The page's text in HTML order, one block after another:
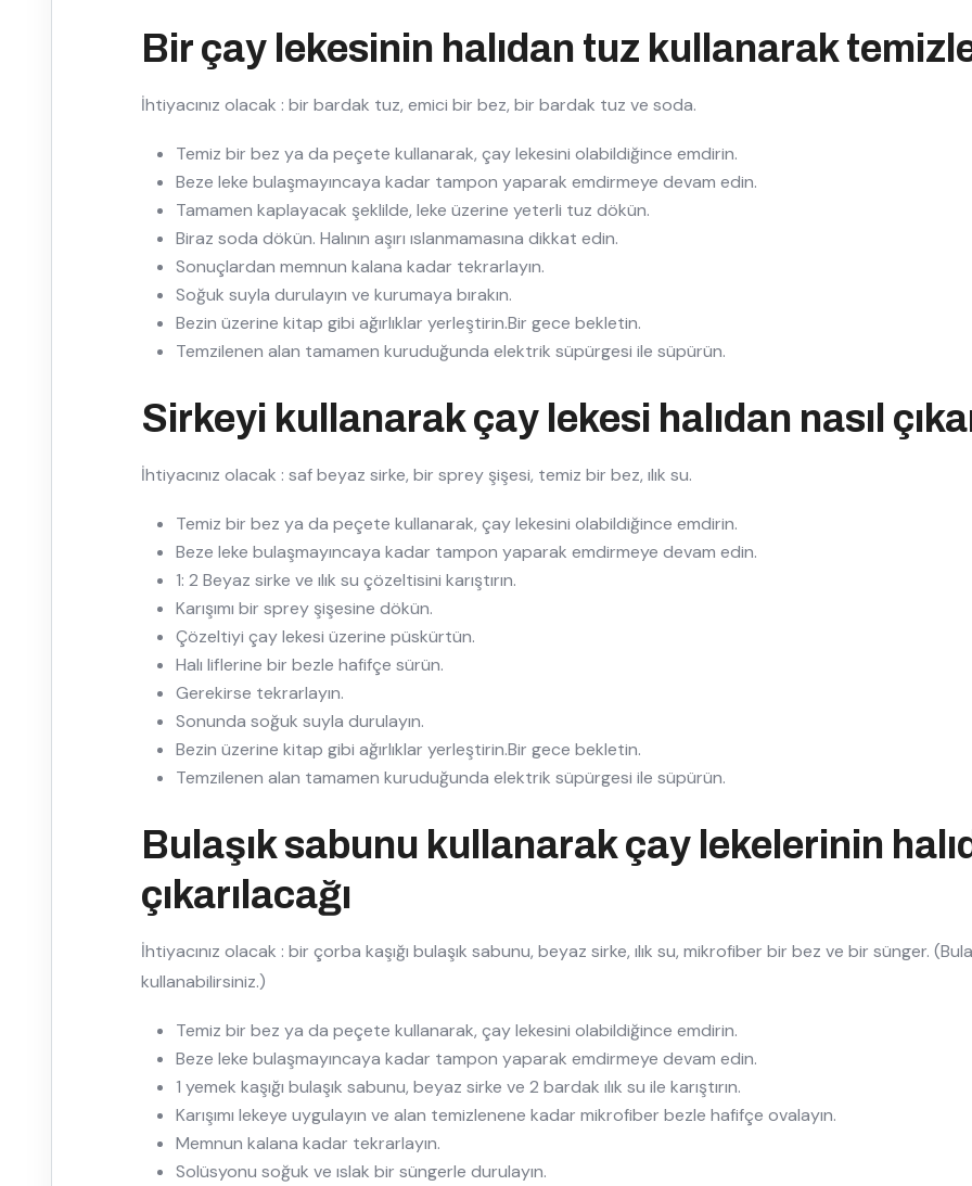
Bir çay lekesinin halıdan tuz kullanarak
İhtiyacınız olacak : bir bardak tuz, emici bir bez, bir bardak tuz ve soda.
Temiz bir bez ya da peçete kullanarak, çay lekesini olabildiğince emdirin.
Beze leke bulaşmayıncaya kadar tampon yaparak emdirmeye devam edin.
Tamamen kaplayacak şeklilde, leke üzerine yeterli tuz dökün.
Biraz soda dökün. Halının aşırı ıslanmamasına dikkat edin.
Sonuçlardan memnun kalana kadar tekrarlayın.
Soğuk suyla durulayın ve kurumaya bırakın.
Bezin üzerine kitap gibi ağırlıklar yerleştirin.Bir gece bekletin.
Temzilenen alan tamamen kuruduğunda elektrik süpürgesi ile süpürün.
Sirkeyi kullanarak çay lekesi halıdan nasıl
İhtiyacınız olacak : saf beyaz sirke, bir sprey şişesi, temiz bir bez, ılık su.
Temiz bir bez ya da peçete kullanarak, çay lekesini olabildiğince emdirin.
Beze leke bulaşmayıncaya kadar tampon yaparak emdirmeye devam edin.
1: 2 Beyaz sirke ve ılık su çözeltisini karıştırın.
Karışımı bir sprey şişesine dökün.
Çözeltiyi çay lekesi üzerine püskürtün.
Halı liflerine bir bezle hafifçe sürün.
Gerekirse tekrarlayın.
Sonunda soğuk suyla durulayın.
Bezin üzerine kitap gibi ağırlıklar yerleştirin.Bir gece bekletin.
Temzilenen alan tamamen kuruduğunda elektrik süpürgesi ile süpürün.
Bulaşık sabunu kullanarak çay lekelerinin
çıkarılacağı
İhtiyacınız olacak : bir çorba kaşığı bulaşık sabunu, beyaz sirke, ılık su, mikrofiber bir bez ve bir sünger.
kullanabilirsiniz.)
Temiz bir bez ya da peçete kullanarak, çay lekesini olabildiğince emdirin.
Beze leke bulaşmayıncaya kadar tampon yaparak emdirmeye devam edin.
1 yemek kaşığı bulaşık sabunu, beyaz sirke ve 2 bardak ılık su ile karıştırın.
Karışımı lekeye uygulayın ve alan temizlenene kadar mikrofiber bezle hafifçe ovalayın.
Memnun kalana kadar tekrarlayın.
Solüsyonu soğuk ve ıslak bir süngerle durulayın.